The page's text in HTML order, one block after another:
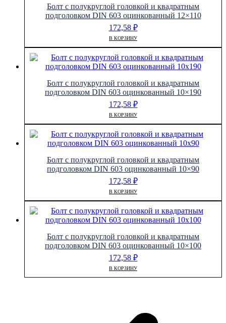
Болт с полукруглой головкой и квадратным
подголовком DIN 603 оцинкованный 12×110
172,58 ₽
В КОРЗИНУ
Болт с полукруглой головкой и квадратным
подголовком DIN 603 оцинкованный 10×190
172,58 ₽
В КОРЗИНУ
Болт с полукруглой головкой и квадратным
подголовком DIN 603 оцинкованный 10×90
172,58 ₽
В КОРЗИНУ
Болт с полукруглой головкой и квадратным
подголовком DIN 603 оцинкованный 10×100
172,58 ₽
В КОРЗИНУ